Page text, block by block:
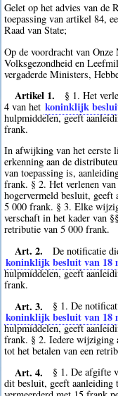
Gelet op het advies van de
toepassing van artikel 84,
Raad van State;
Op de voordracht van
Volksgezondheid en
vergaderde Ministers,
Artikel 1.
§ 1. Het
4 van het koninklijk
hulpmiddelen, geeft
frank.
In afwijking van het eerste
erkenning aan de
van toepassing is,
frank. § 2. Het verlenen
hogervermeld besluit, geeft
5 000 frank. § 3. Elke
verschaft in het kader van
retributie van 5 000 frank.
Art. 2. De notificatie
koninklijk besluit van 18
hulpmiddelen, geeft
frank.
Art. 3. § 1. De
koninklijk besluit van 18
hulpmiddelen, geeft
frank. § 2. Iedere wijziging
tot het betalen van een
Art. 4.
§ 1. De afgifte
dit besluit, geeft aanleiding